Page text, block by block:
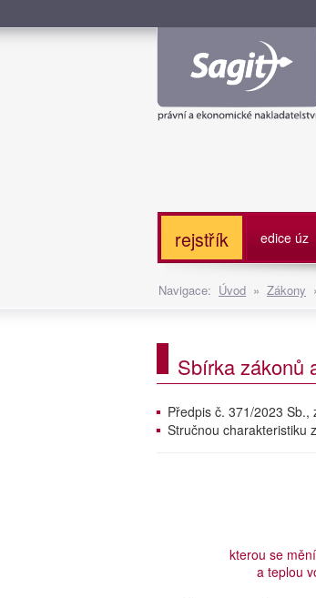
rejstřík edice úz
Navigace: Úvod » Zákony
Sbírka zákonů
Předpis č. 371/2023
Stručnou charakteristiku
kterou se
a teplou